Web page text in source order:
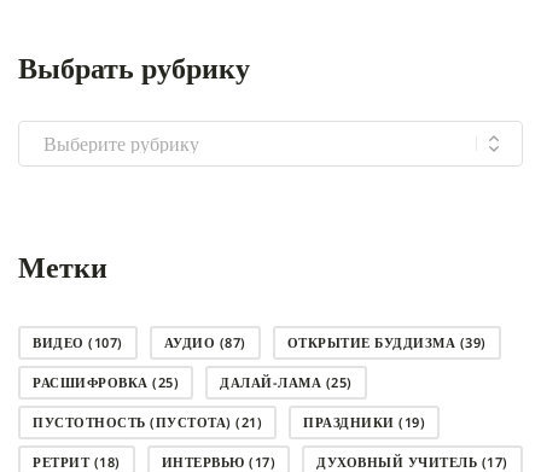
Выбрать рубрику
Выбрать
рубрику
Метки
ВИДЕО (107) АУДИО (87) ОТКРЫТИЕ БУДДИЗМА (39)
РАСШИФРОВКА (25) ДАЛАЙ-ЛАМА (25)
ПУСТОТНОСТЬ (ПУСТОТА) (21) ПРАЗДНИКИ (19)
РЕТРИТ(18) ИНТЕРВЬЮ (17) ДУХОВНЫЙ УЧИТЕЛЬ (17)